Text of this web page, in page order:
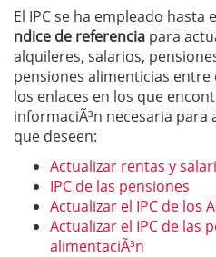
El IPC se ha empleado hasta
ndice de referencia para
alquileres, salarios,
pensiones alimenticias entre
los enlaces en los que
informaciÃ³n necesaria
que deseen:
Actualizar rentas y
IPC de las pensiones
Actualizar el IPC de los
Actualizar el IPC de las
alimentaciÃ³n